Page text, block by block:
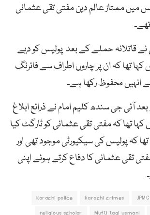
میں ممتاز عالم دین مفتی تقی عثمانی
قاتلانہ حملے کے بعد پولیس کو دیے
کہا تھا کہ ان پر چاروں اطراف سے فائرنگ
انہیں محفوظ رکھا ہے۔
آئی جی سندھ کلیم امام نے ذرائع ابلاغ
تھا کہ مفتی تقی عثمانی کو ٹارگٹ کیا
تھا کہ پولیس کی سیکیورٹی موجود تھی اور
تقی عثمانی کا دفاع کرتے ہوئے اپنی
JPMC
karachi crimes
karachi police
Mufti taqi usmani
religious scholar